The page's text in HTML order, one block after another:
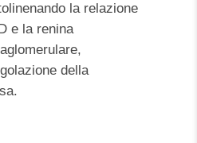
la relazione
e la renina
della